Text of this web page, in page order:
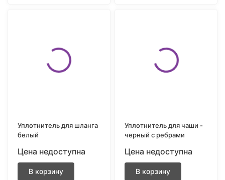
Уплотнитель для шланга
белый
Цена недоступна
В корзину
Уплотнитель для чаши -
черный с ребрами
Цена недоступна
В корзину